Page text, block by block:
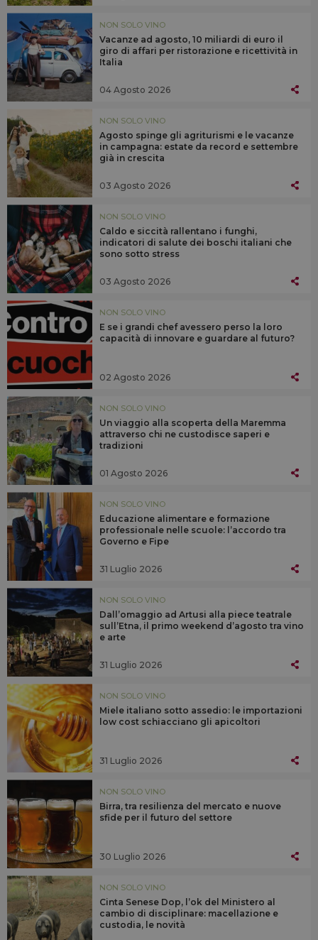
NON SOLO VINO
Vacanze ad agosto, 10 miliardi di euro il
giro di affari per ristorazione e ricettività in
Italia
04 Agosto 2026
NON SOLO VINO
Agosto spinge gli agriturismi e le vacanze
in campagna: estate da record e settembre
già in crescita
03 Agosto 2026
NON SOLO VINO
Caldo e siccità rallentano i funghi,
indicatori di salute dei boschi italiani che
sono sotto stress
03 Agosto 2026
NON SOLO VINO
E se i grandi chef avessero perso la loro
capacità di innovare e guardare al futuro?
02 Agosto 2026
NON SOLO VINO
Un viaggio alla scoperta della Maremma
attraverso chi ne custodisce saperi e
tradizioni
01 Agosto 2026
NON SOLO VINO
Educazione alimentare e formazione
professionale nelle scuole: l’accordo tra
Governo e Fipe
31 Luglio 2026
NON SOLO VINO
Dall’omaggio ad Artusi alla piece teatrale
sull’Etna, il primo weekend d’agosto tra vino
e arte
31 Luglio 2026
NON SOLO VINO
Miele italiano sotto assedio: le importazioni
low cost schiacciano gli apicoltori
31 Luglio 2026
NON SOLO VINO
Birra, tra resilienza del mercato e nuove
sfide per il futuro del settore
30 Luglio 2026
NON SOLO VINO
Cinta Senese Dop, l’ok del Ministero al
cambio di disciplinare: macellazione e
custodia, le novità